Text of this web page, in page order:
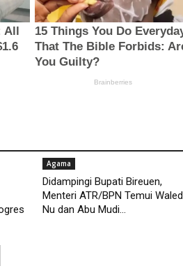
Agama
Didampingi Bupati Bireuen,
Menteri ATR/BPN Temui Waled
Nu dan Abu Mudi...